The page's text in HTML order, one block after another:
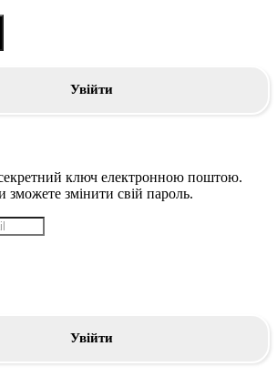
Увійти
ключ електронною поштою.
змінити свій пароль.
Увійти